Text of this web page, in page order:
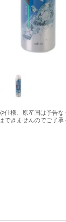
仕様、原産国は予告な
できませんのでご了承